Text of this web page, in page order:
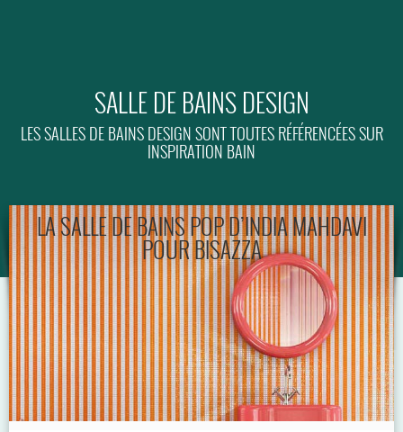
SALLE DE BAINS DESIGN
LES SALLES DE BAINS DESIGN SONT TOUTES RÉFÉRENCÉES SUR
INSPIRATION BAIN
LA SALLE DE BAINS POP D’INDIA MAHDAVI
POUR BISAZZA